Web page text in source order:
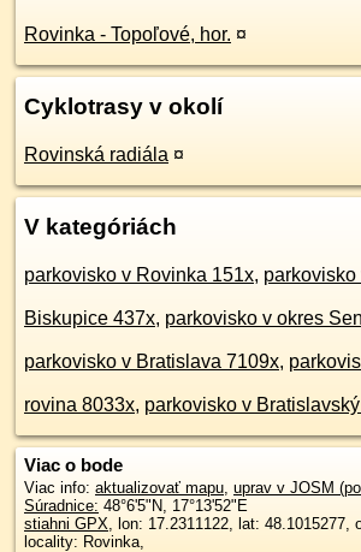
Rovinka - Topoľové, hor. ¤
Cyklotrasy v okolí
Rovinská radiála ¤
V kategóriách
parkovisko v Rovinka 151x,
Biskupice 437x, parkovisko v okres
parkovisko v Bratislava 7109x,
rovina 8033x, parkovisko v
Viac o bode
Viac info: aktualizovať mapu, uprav v JOSM
Súradnice: 48°6'5"N, 17°13'52"E
stiahni GPX, lon: 17.2311122, lat: 48.1015277,
locality: Rovinka,